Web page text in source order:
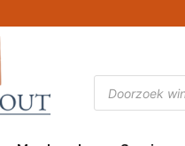
Producten
zoeken